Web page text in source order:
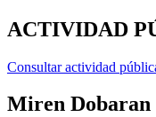
ACTIVIDAD
Consultar actividad
Miren